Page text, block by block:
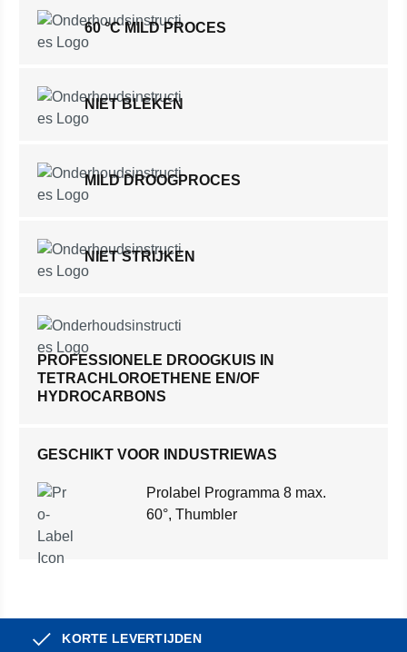
60 °C MILD PROCES
NIET BLEKEN
MILD DROOGPROCES
NIET STRIJKEN
PROFESSIONELE DROOGKUIS IN
TETRACHLOROETHENE EN/OF
HYDROCARBONS
GESCHIKT VOOR INDUSTRIEWAS
Prolabel Programma 8 max.
60°, Thumbler
KORTE LEVERTIJDEN